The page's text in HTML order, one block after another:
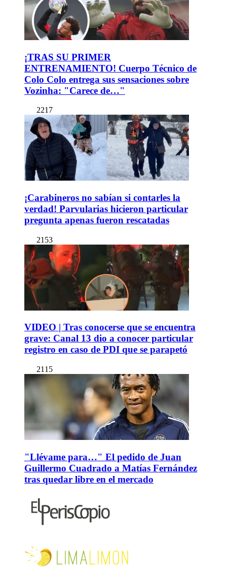
¡TRAS SU PRIMER
ENTRENAMIENTO! Cuerpo Técnico de
Colo Colo entrega sus sensaciones sobre
Vozinha: "Carece de…"
2217
¡Carabineros no sabían si contarles la
verdad! Parvularias hicieron particular
pregunta apenas fueron rescatadas
2153
VIDEO | Tras conocerse que se encuentra
grave: Canal 13 dio a conocer particular
registro en caso de PDI que se parapetó
2115
"Llévame para…" El pedido de Juan
Guillermo Cuadrado a Matías Fernández
tras quedar libre en el mercado